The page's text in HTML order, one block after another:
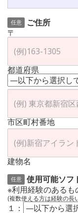
任意
ご住所
〒
都道府県
市区町村番地
建物名
任意
使用可能ソフ
※利用経験のある
(複数使える方は経験の長
１：